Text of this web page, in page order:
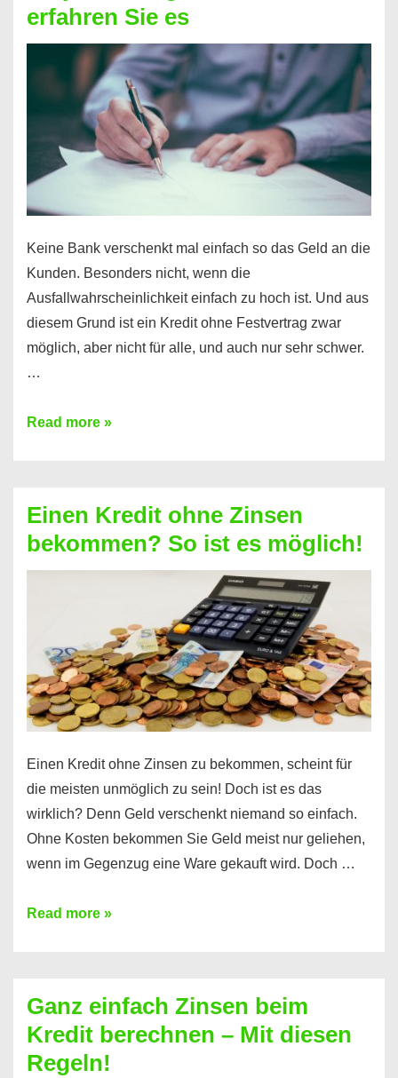
nicht
nur
für
Handy
möglich!
erfahren Sie es
Keine Bank verschenkt mal einfach so das Geld an die
Kunden. Besonders nicht, wenn die
Ausfallwahrscheinlichkeit einfach zu hoch ist. Und aus
diesem Grund ist ein Kredit ohne Festvertrag zwar
möglich, aber nicht für alle, und auch nur sehr schwer.
…
Ist
Festvertrag
für
jeden
erfahren
Sie
es
Read more »
Einen Kredit ohne Zinsen
bekommen? So ist es möglich!
Einen Kredit ohne Zinsen zu bekommen, scheint für
die meisten unmöglich zu sein! Doch ist es das
wirklich? Denn Geld verschenkt niemand so einfach.
Ohne Kosten bekommen Sie Geld meist nur geliehen,
wenn im Gegenzug eine Ware gekauft wird. Doch …
Einen
bekommen?
So
ist
Read more »
Ganz einfach Zinsen beim
Kredit berechnen – Mit diesen
Regeln!